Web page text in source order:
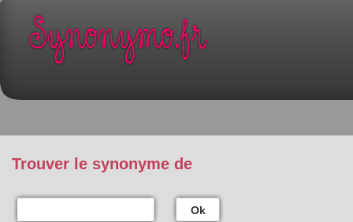
Trouver le synonyme de
Ok